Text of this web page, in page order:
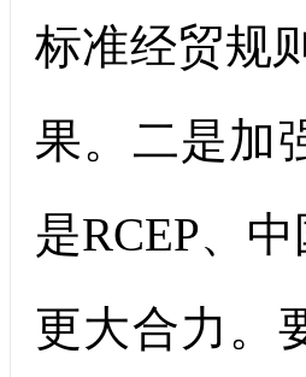
标准经贸规
果。二是加
是RCEP、
更大合力。